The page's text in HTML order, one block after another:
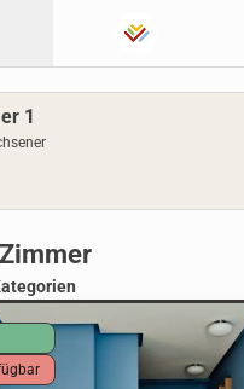
1
heading